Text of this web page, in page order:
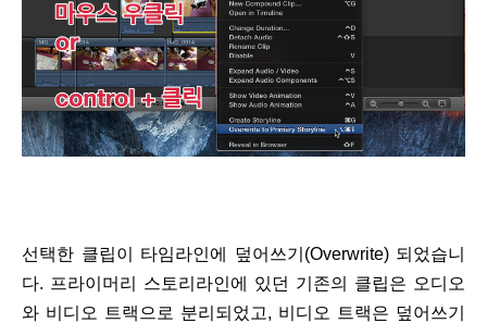
선택한 클립이 타임라인에 덮어쓰기(Overwrite) 되었습니
다. 프라이머리 스토리라인에 있던 기존의 클립은 오디오
와 비디오 트랙으로 분리되었고, 비디오 트랙은 덮어쓰기